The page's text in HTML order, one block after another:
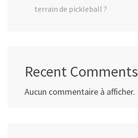
terrain de pickleball ?
Recent Comments
Aucun commentaire à afficher.